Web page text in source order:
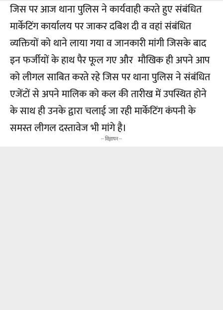
जिस पर आज थाना पुलिस ने कार्यवाही करते हुए संबंधित
मार्केटिंग कार्यालय पर जाकर दबिश दी व वहां संबंधित
व्यक्तियों को थाने लाया गया व जानकारी मांगी जिसके बाद
इन फर्जीयों के हाथ पैर फूल गए और मौखिक ही अपने आप
को लीगल साबित करते रहे जिस पर थाना पुलिस ने संबंधित
एजेंटों से अपने मालिक को कल की तारीख में उपस्थित होने
के साथ ही उनके द्वारा चलाई जा रही मार्केटिंग कंपनी के
समस्त लीगल दस्तावेज भी मांगे है।
-- विज्ञापन --